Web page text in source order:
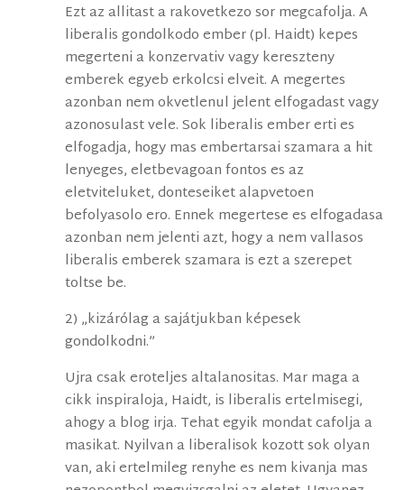
Ezt az allitast a rakovetkezo sor megcafolja. A
liberalis gondolkodo ember (pl. Haidt) kepes
megerteni a konzervativ vagy kereszteny
emberek egyeb erkolcsi elveit. A megertes
azonban nem okvetlenul jelent elfogadast vagy
azonosulast vele. Sok liberalis ember erti es
elfogadja, hogy mas embertarsai szamara a hit
lenyeges, eletbevagoan fontos es az
eletviteluket, donteseiket alapvetoen
befolyasolo ero. Ennek megertese es elfogadasa
azonban nem jelenti azt, hogy a nem vallasos
liberalis emberek szamara is ezt a szerepet
toltse be.
2) „kizárólag a sajátjukban képesek
gondolkodni.”
Ujra csak eroteljes altalanositas. Mar maga a
cikk inspiraloja, Haidt, is liberalis ertelmisegi,
ahogy a blog irja. Tehat egyik mondat cafolja a
masikat. Nyilvan a liberalisok kozott sok olyan
van, aki ertelmileg renyhe es nem kivanja mas